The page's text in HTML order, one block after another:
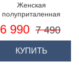
Женская
полуприталенная
6 990 7 490
КУПИТЬ